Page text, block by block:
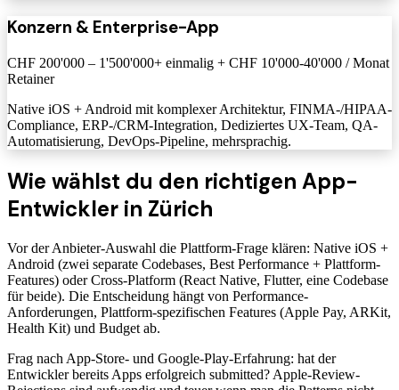
Konzern & Enterprise-App
CHF 200'000 – 1'500'000+ einmalig + CHF 10'000-40'000 / Monat
Retainer
Native iOS + Android mit komplexer Architektur, FINMA-/HIPAA-
Compliance, ERP-/CRM-Integration, Dediziertes UX-Team, QA-
Automatisierung, DevOps-Pipeline, mehrsprachig.
Wie wählst du den richtigen App-
Entwickler in Zürich
Vor der Anbieter-Auswahl die Plattform-Frage klären: Native iOS +
Android (zwei separate Codebases, Best Performance + Plattform-
Features) oder Cross-Platform (React Native, Flutter, eine Codebase
für beide). Die Entscheidung hängt von Performance-
Anforderungen, Plattform-spezifischen Features (Apple Pay, ARKit,
Health Kit) und Budget ab.
Frag nach App-Store- und Google-Play-Erfahrung: hat der
Entwickler bereits Apps erfolgreich submitted? Apple-Review-